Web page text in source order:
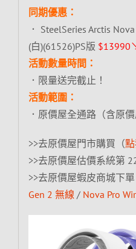
同期優惠：
． SteelSeries Arctis
(白)(61526)PS版
活動數量時間：
．限量送完截止！
活動範圍：
．原價屋全通路（含原價
>>去原價屋門市購買（
>>去原價屋估價系統第
>>去原價屋蝦皮商城下
Gen 2 無線 / Nova Pro